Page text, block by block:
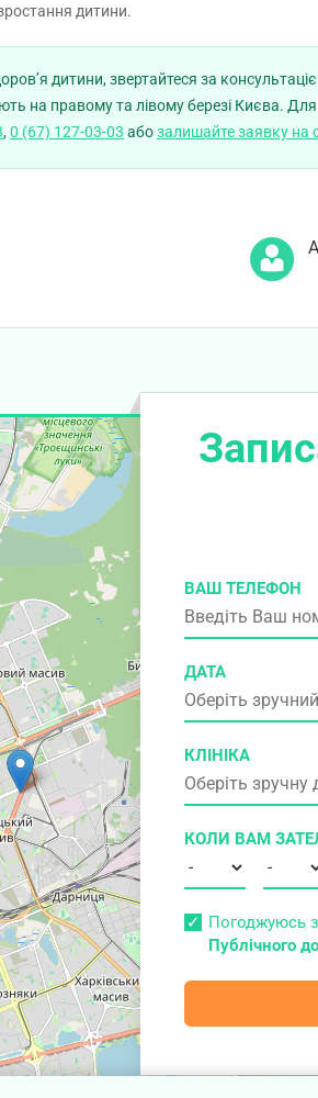
дитини.
дитини, звертайтеся за
на правому та лівому березі Києва. Для
,0 (67) 127-03-03 абозалишайте заявку на
ВАШ ТЕЛЕФОН
ДАТА
КЛІНІКА
КОЛИ ВАМ
Погоджуюсь
Публічного